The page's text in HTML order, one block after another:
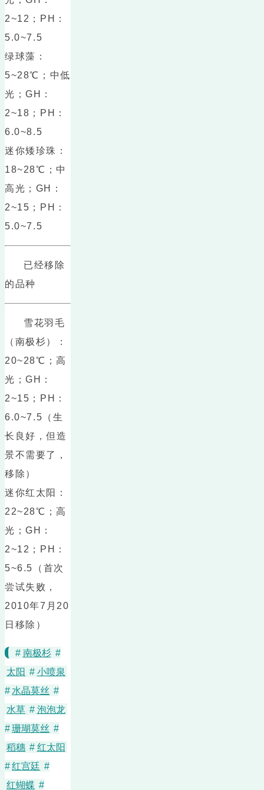
2~12；PH：
5.0~7.5
绿球藻：
5~28℃；中低
光；GH：
2~18；PH：
6.0~8.5
迷你矮珍珠：
18~28℃；中
高光；GH：
2~15；PH：
5.0~7.5
已经移除
的品种
雪花羽毛
（南极杉）：
20~28℃；高
光；GH：
2~15；PH：
6.0~7.5（生
长良好，但造
景不需要了，
移除）
迷你红太阳：
22~28℃；高
光；GH：
2~12；PH：
5~6.5（首次
尝试失败，
2010年7月20
日移除）
# 南极杉 #
太阳 # 小喷泉
# 水晶莫丝 #
水草 # 泡泡龙
#珊瑚莫丝 #
稻穗 # 红太阳
#红宫廷 #
红蝴蝶 #